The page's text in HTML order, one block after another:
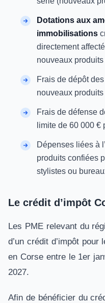
Dotations aux
immobilisations
directement
nouveaux
Frais de dépôt
nouveaux produits
Frais de défense
limite de 60 000 €
Dépenses liées à
produits confiées
stylistes ou
Le crédit d’impôt
Les PME relevant du
d’un crédit d’impôt
en Corse entre le 1er
2027.
Afin de bénéficier du